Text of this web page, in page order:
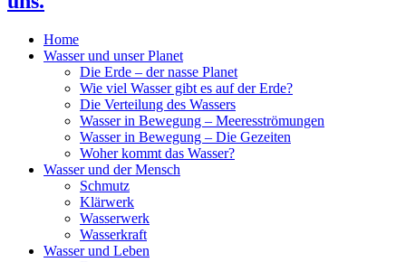
Home
Wasser und unser Planet
Die Erde – der nasse Planet
Wie viel Wasser gibt es auf der Erde?
Die Verteilung des Wassers
Wasser in Bewegung – Meeresströmungen
Wasser in Bewegung – Die Gezeiten
Woher kommt das Wasser?
Wasser und der Mensch
Schmutz
Klärwerk
Wasserwerk
Wasserkraft
Wasser und Leben